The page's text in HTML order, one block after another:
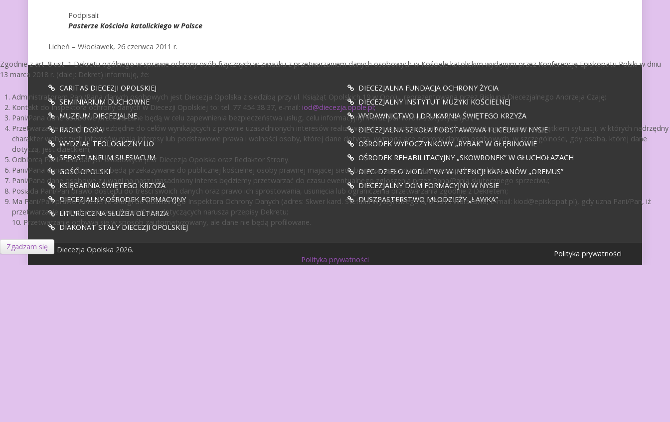
Podpisali:
Pasterze Kościoła katolickiego w Polsce
Licheń – Włocławek, 26 czerwca 2011 r.
CARITAS DIECEZJI OPOLSKIEJ
SEMINIARIUM DUCHOWNE
MUZEUM DIECEZJALNE
RADIO DOXA
WYDZIAŁ TEOLOGICZNY UO
SEBASTIANEUM SILESIACUM
GOŚĆ OPOLSKI
KSIĘGARNIA ŚWIĘTEGO KRZYŻA
DIECEZJALNY OŚRODEK FORMACYJNY
LITURGICZNA SŁUŻBA OŁTARZA
DIAKONAT STAŁY DIECEZJI OPOLSKIEJ
DIECEZJALNA FUNDACJA OCHRONY ŻYCIA
DIECEZJALNY INSTYTUT MUZYKI KOŚCIELNEJ
WYDAWNICTWO I DRUKARNIA ŚWIĘTEGO KRZYŻA
DIECEZJALNA SZKOŁA PODSTAWOWA I LICEUM W NYSIE
OŚRODEK WYPOCZYNKOWY „RYBAK” W GŁĘBINOWIE
OŚRODEK REHABILITACYJNY „SKOWRONEK” W GŁUCHOŁAZACH
DIEC. DZIEŁO MODLITWY W INTENCJI KAPŁANÓW „OREMUS”
DIECEZJALNY DOM FORMACYJNY W NYSIE
DUSZPASTERSTWO MŁODZIEŻY „ŁAWKA”
© Diecezja Opolska 2026. Polityka prywatności
Zgodnie z art. 8 ust. 1 Dekretu ogólnego w sprawie ochrony osób fizycznych w związku z przetwarzaniem danych osobowych w Kościele katolickim wydanym przez Konferencję Episkopatu Polski w dniu
13 marca 2018 r. (dalej: Dekret) informuję, że:
Administratorem Pani/Pana danych osobowych jest Diecezja Opolska z siedzibą przy ul. Książąt Opolskich 19 w Opolu, reprezentowana przez Biskupa Diecezjalnego Andrzeja Czaję;
Kontakt do Inspektora ochrony danych w Diecezji Opolskiej to: tel. 77 454 38 37, e-mail: iod@diecezja.opole.pl;
Pani/Pana dane osobowe przetwarzane będą w celu zapewnienia bezpieczeństwa usług, celu informacyjnym oraz pomiarów statystycznych;
Przetwarzanie danych jest niezbędne do celów wynikających z prawnie uzasadnionych interesów realizowanych przez administratora lub przez stronę trzecią, z wyjątkiem sytuacji, w których nadrzędny
charakter wobec tych interesów mają interesy lub podstawowe prawa i wolności osoby, której dane dotyczą, wymagające ochrony danych osobowych, w szczególności, gdy osoba, której dane
dotyczą, jest dzieckiem;
Odbiorcą Pani/Pana danych osobowych jest Diecezja Opolska oraz Redaktor Strony.
Pani/Pana dane osobowe nie będą przekazywane do publicznej kościelnej osoby prawnej mającej siedzibę poza terytorium Rzeczypospolitej Polskiej;
Pani/Pana dane osobowe z uwagi na nasz uzasadniony interes będziemy przetwarzać do czasu ewentualnego zgłoszenia przez Pana/Panią skutecznego sprzeciwu;
Posiada Pani/Pan prawo dostępu do treści swoich danych oraz prawo ich sprostowania, usunięcia lub ograniczenia przetwarzania zgodnie z Dekretem;
Ma Pani/Pan prawo wniesienia skargi do Kościelnego Inspektora Ochrony Danych (adres: Skwer kard. Stefana Wyszyńskiego 6, 01-015 Warszawa, e-mail: kiod@episkopat.pl), gdy uzna Pani/Pan, iż
przetwarzanie danych osobowych Pani/Pana dotyczących narusza przepisy Dekretu;
10. Przetwarzanie odbywa się w sposób zautomatyzowany, ale dane nie będą profilowane.
Zgadzam się
Polityka prywatności